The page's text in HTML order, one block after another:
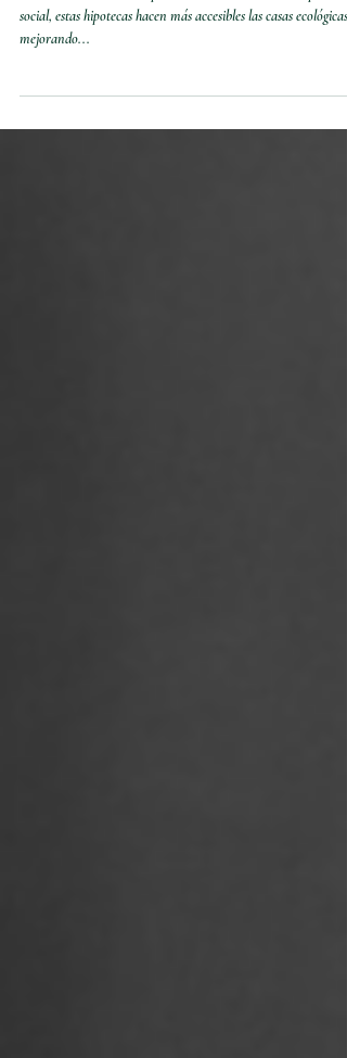
planeta?
social, estas hipotecas hacen más accesibles las casas ecológicas,
mejorando...